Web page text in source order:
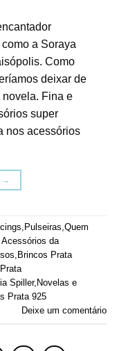
a Soraya
Como
deixar de
novela. Fina e
super
nos acessórios
→
Pulseiras Quem
Acessórios da
Brincos Prata
Spiller, Novelas e
Prata 925
Deixe um comentário